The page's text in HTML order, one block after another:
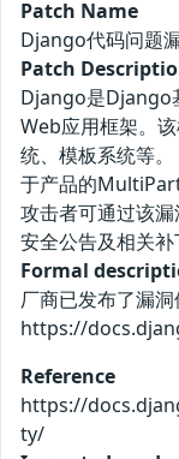
Patch Name
Django代码问题
Patch
Django是Django
Web应用框架。
统、模板系统等
于产品的
攻击者可通过该
安全公告及相关补
Formal
厂商已发布了漏
https://
Reference
https://
ty/